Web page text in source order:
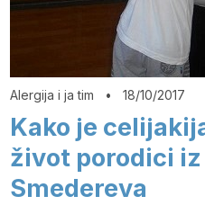
Alergija i ja tim •18/10/2017
Kako je
život porodici
Smedereva